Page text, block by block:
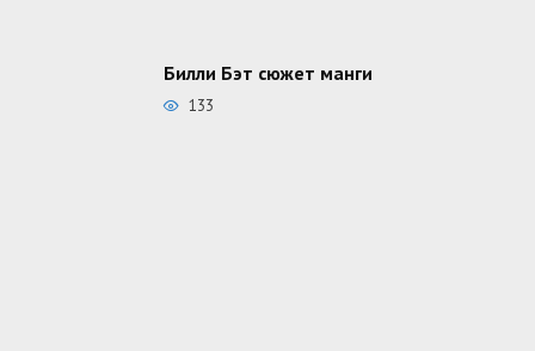
Билли Бэт сюжет манги
133